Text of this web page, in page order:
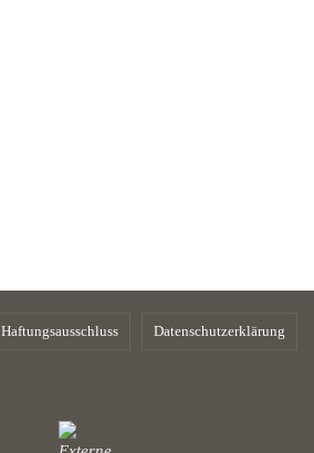
Haftungsausschluss Datenschutzerklärung